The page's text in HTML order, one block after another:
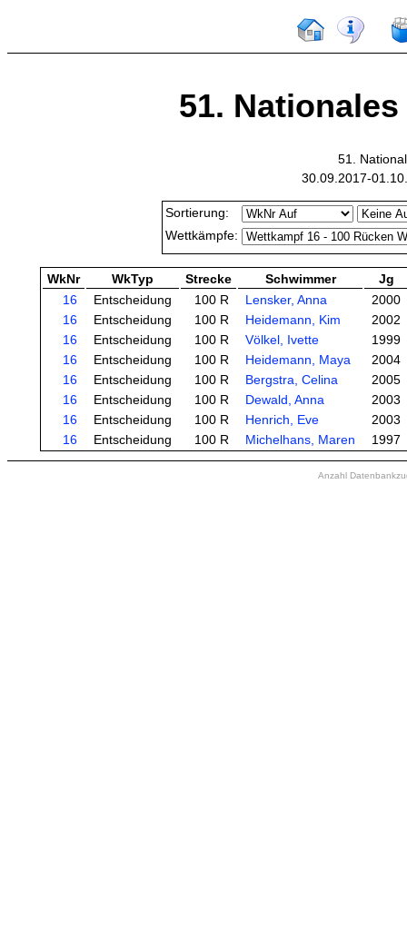
51.
51.
30.09.2017-
Sortierung:
Wettkämpfe:
WkNr WkTyp Strecke Schwimmer
Jg
16
Entscheidung 100 R Lensker, Anna
2000
16
Entscheidung 100 R Heidemann, Kim
2002
16
Entscheidung 100 R Völkel, Ivette
1999
16
Entscheidung 100 R Heidemann, Maya
2004
16
Entscheidung 100 R Bergstra, Celina
2005
16
Entscheidung 100 R Dewald, Anna
2003
16
Entscheidung 100 R Henrich, Eve
2003
16
Entscheidung 100 R Michelhans, Maren 1997
Anzahl